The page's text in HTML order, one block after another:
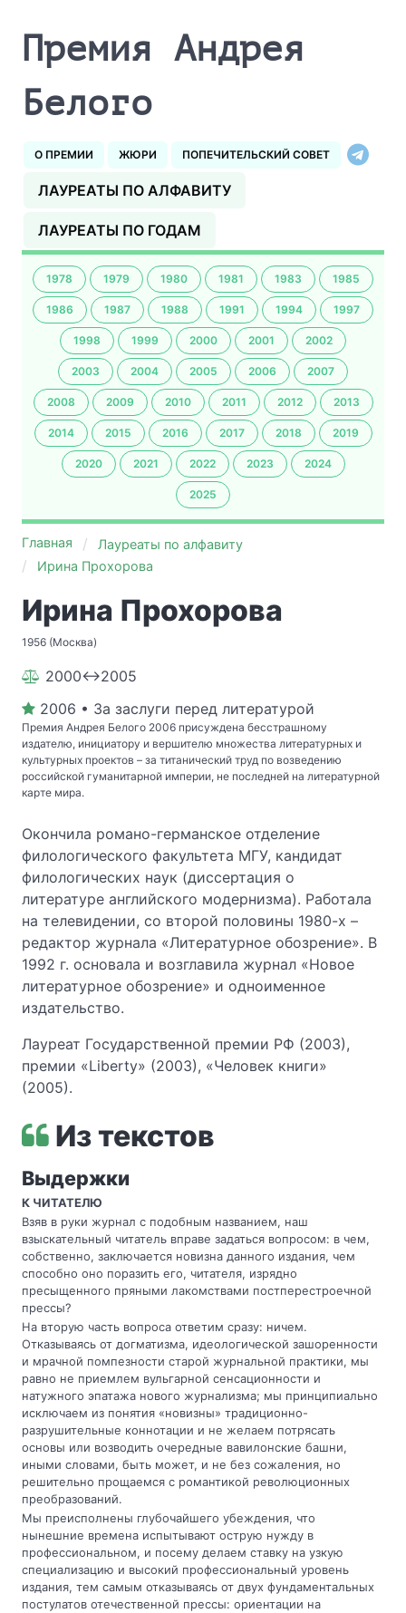
Премия Андрея
Белого
О ПРЕМИИ ЖЮРИ ПОПЕЧИТЕЛЬСКИЙ СОВЕТ
ЛАУРЕАТЫ ПО АЛФАВИТУ
ЛАУРЕАТЫ ПО ГОДАМ
1978 1979 1980 1981 1983 1985
1986 1987 1988 1991 1994 1997
1998 1999 2000 2001 2002
2003 2004 2005 2006 2007
2008 2009 2010 2011 2012 2013
2014 2015 2016 2017 2018 2019
2020 2021 2022 2023 2024
2025
Главная
Лауреаты по алфавиту
Ирина Прохорова
Ирина Прохорова
1956 (Москва)
2000↔2005
2006 • За заслуги перед литературой
Премия Андрея Белого 2006 присуждена бесстрашному
издателю, инициатору и вершителю множества литературных и
культурных проектов – за титанический труд по возведению
российской гуманитарной империи, не последней на литературной
карте мира.
Окончила романо-германское отделение
филологического факультета МГУ, кандидат
филологических наук (диссертация о
литературе английского модернизма). Работала
на телевидении, со второй половины 1980-х –
редактор журнала «Литературное обозрение». В
1992 г. основала и возглавила журнал «Новое
литературное обозрение» и одноименное
издательство.
Лауреат Государственной премии РФ (2003),
премии «Liberty» (2003), «Человек книги»
(2005).
Из текстов
Выдержки
К ЧИТАТЕЛЮ
Взяв в руки журнал с подобным названием, наш
взыскательный читатель вправе задаться вопросом: в чем,
собственно, заключается новизна данного издания, чем
способно оно поразить его, читателя, изрядно
пресыщенного пряными лакомствами постперестроечной
прессы?
На вторую часть вопроса ответим сразу: ничем.
Отказываясь от догматизма, идеологической зашоренности
и мрачной помпезности старой журнальной практики, мы
равно не приемлем вульгарной сенсационности и
натужного эпатажа нового журнализма; мы принципиально
исключаем из понятия «новизны» традиционно-
разрушительные коннотации и не желаем потрясать
основы или возводить очередные вавилонские башни,
иными словами, быть может, и не без сожаления, но
решительно прощаемся с романтикой революционных
преобразований.
Мы преисполнены глубочайшего убеждения, что
нынешние времена испытывают острую нужду в
профессиональном, и посему делаем ставку на узкую
специализацию и высокий профессиональный уровень
издания, тем самым отказываясь от двух фундаментальных
постулатов отечественной прессы: ориентации на